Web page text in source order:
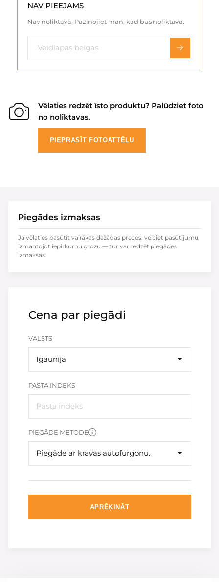
NAV PIEEJAMS
Nav noliktavā. Paziņojiet man, kad būs noliktavā.
Vēlaties redzēt īsto produktu? Palūdziet foto
no noliktavas.
PIEPRASĪT FOTOATTĒLU
Cena par piegādi
VALSTS
Igaunija
PASTA INDEKS
PIEGĀDE METODE
Piegāde ar kravas autofurgonu.
APRĒĶINĀT
Piegādes izmaksas
Ja vēlaties pasūtīt vairākas dažādas preces, veiciet pasūtījumu,
izmantojot iepirkumu grozu — tur var redzēt piegādes
izmaksas.